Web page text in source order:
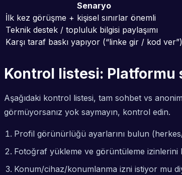
Senaryo
İlk kez görüşme + kişisel sınırlar önemli
Teknik destek / topluluk bilgisi paylaşımı
Karşı taraf baskı yapıyor (“linke gir / kod ver”)
Kontrol listesi: Platformu
Aşağıdaki kontrol listesi, tam sohbet vs
görmüyorsanız yok saymayın, kontrol edin.
Profil görünürlüğü ayarlarını bulun
Fotoğraf yükleme ve görüntüleme izinlerini
Konum/cihaz/konumlanma izni istiyor mu